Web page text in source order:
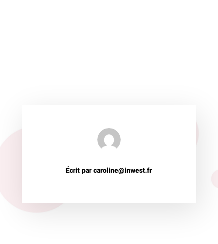
Écrit par caroline@inwest.fr